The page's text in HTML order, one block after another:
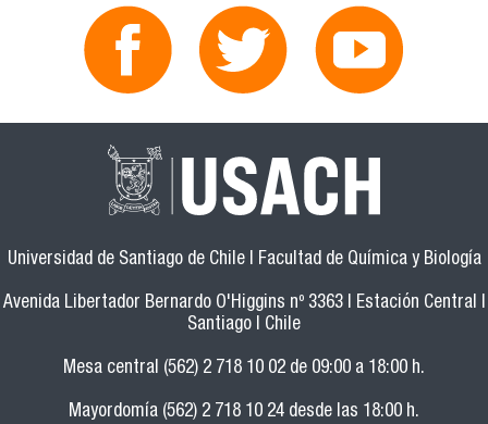
Universidad de Santiago de Chile | Facultad de Química y Biología
Avenida Libertador Bernardo O'Higgins nº 3363 | Estación Central |
Santiago | Chile
Mesa central (562) 2 718 10 02 de 09:00 a 18:00 h.
Mayordomía (562) 2 718 10 24 desde las 18:00 h.